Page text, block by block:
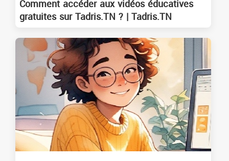
Comment accéder aux vidéos éducatives
gratuites sur Tadris.TN ? | Tadris.TN